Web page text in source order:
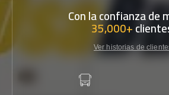
Con la confianza de
35,000+
Ver historias de